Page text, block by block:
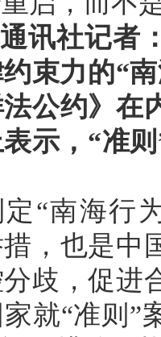
讯社记者
束力的“
法公约》
示，“准
“南海行
，也是中
歧，促进
就“准则”